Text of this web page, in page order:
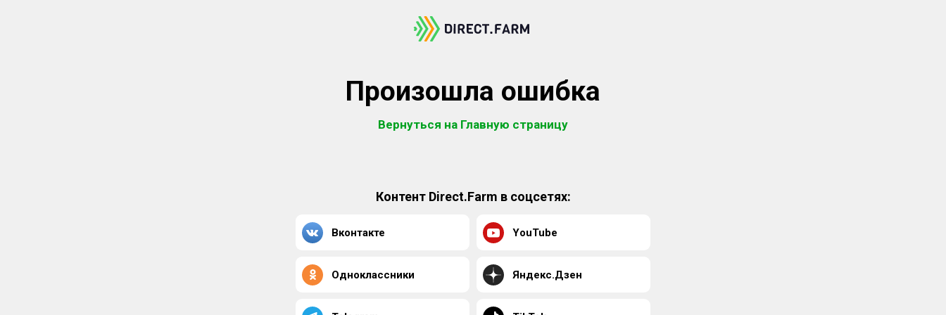
Произошла ошибка
Вернуться на Главную страницу
Контент Direct.Farm в соцсетях:
Вконтакте YouTube
Одноклассники Яндекс.Дзен